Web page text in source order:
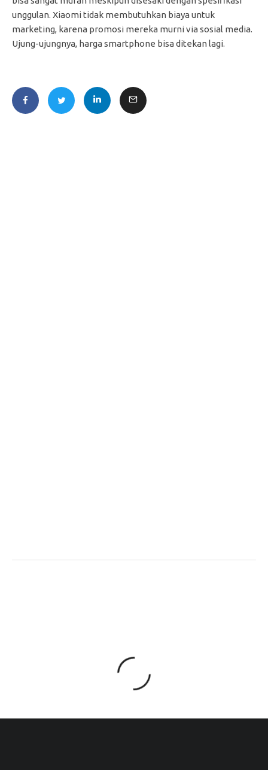
unggulan. Xiaomi tidak membutuhkan biaya untuk
marketing, karena promosi mereka murni via sosial media.
Ujung-ujungnya, harga smartphone bisa ditekan lagi.